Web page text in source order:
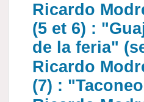
Ricardo
(5 et 6) :
de la feria"
Ricardo
(7) :